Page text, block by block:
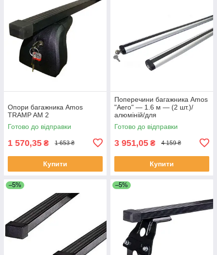
Опори багажника Amos
TRAMP AM 2
Готово до відправки
1 570,35 ₴ 1 653 ₴
Купити
Поперечини багажника Amos
"Aero" — 1.6 м — (2 шт.)/
алюміній/для
лап:Dromader/Koala/Alfa/Futu
ra/Nowy/Beta
Готово до відправки
3 951,05 ₴ 4 159 ₴
Купити
–5% –5%